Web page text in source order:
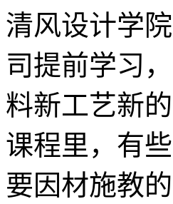
清风设计学
司提前学习
料新工艺新
课程里，有
要因材施教